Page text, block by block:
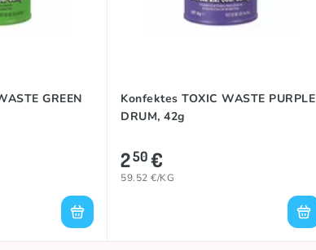
GREEN
Konfektes TOXIC WASTE PURPLE
DRUM, 42g
250€
59.52 €/KG